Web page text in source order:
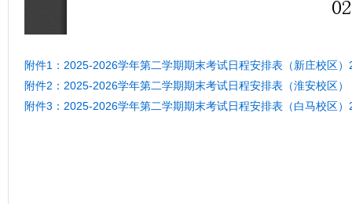
附件1：2025-2026学年第二学期期末考试日程安排表（新庄校区
附件2：2025-2026学年第二学期期末考试日程安排表（淮安校区）
附件3：2025-2026学年第二学期期末考试日程安排表（白马校区